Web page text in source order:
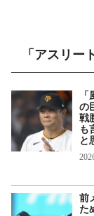
「アスリー
の
戦
も
と
前
た